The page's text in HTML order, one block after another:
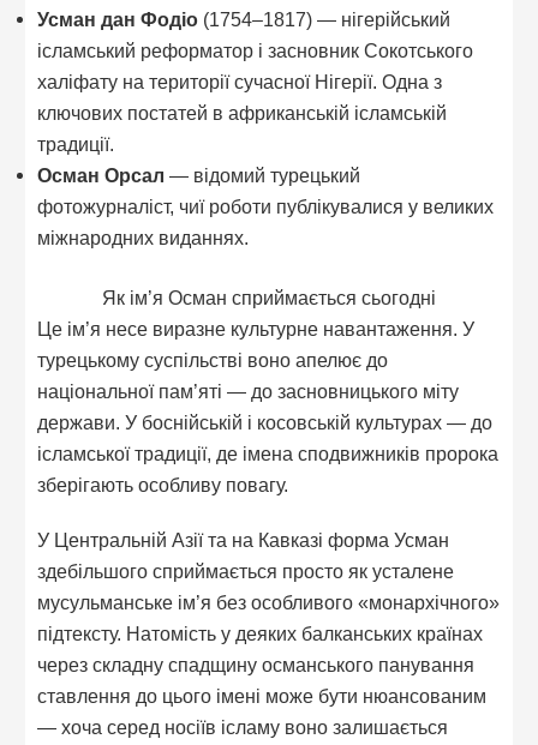
Усман дан Фодіо (1754–1817) — нігерійський
ісламський реформатор і засновник Сокотського
халіфату на території сучасної Нігерії. Одна з
ключових постатей в африканській ісламській
традиції.
Осман Орсал — відомий турецький
фотожурналіст, чиї роботи публікувалися у великих
міжнародних виданнях.
Як ім’я Осман сприймається сьогодні
Це ім’я несе виразне культурне навантаження. У
турецькому суспільстві воно апелює до
національної пам’яті — до засновницького міту
держави. У боснійській і косовській культурах — до
ісламської традиції, де імена сподвижників пророка
зберігають особливу повагу.
У Центральній Азії та на Кавказі форма Усман
здебільшого сприймається просто як усталене
мусульманське ім’я без особливого «монархічного»
підтексту. Натомість у деяких балканських країнах
через складну спадщину османського панування
ставлення до цього імені може бути нюансованим
— хоча серед носіїв ісламу воно залишається